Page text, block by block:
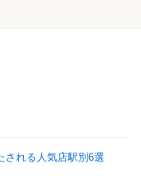
される人気店駅別6選